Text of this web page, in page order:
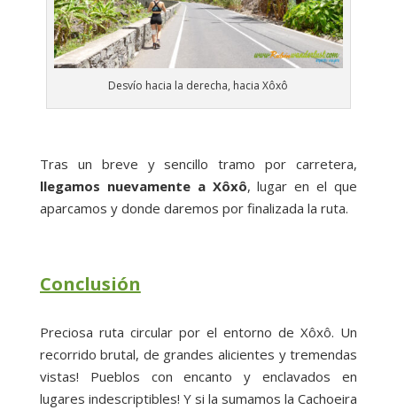
Desvío hacia la derecha, hacia Xôxô
Tras un breve y sencillo tramo por carretera,
llegamos nuevamente a Xôxô, lugar en el que
aparcamos y donde daremos por finalizada la ruta.
Conclusión
Preciosa ruta circular por el entorno de Xôxô. Un
recorrido brutal, de grandes alicientes y tremendas
vistas! Pueblos con encanto y enclavados en
lugares indescriptibles! Y si la sumamos la Cachoeira